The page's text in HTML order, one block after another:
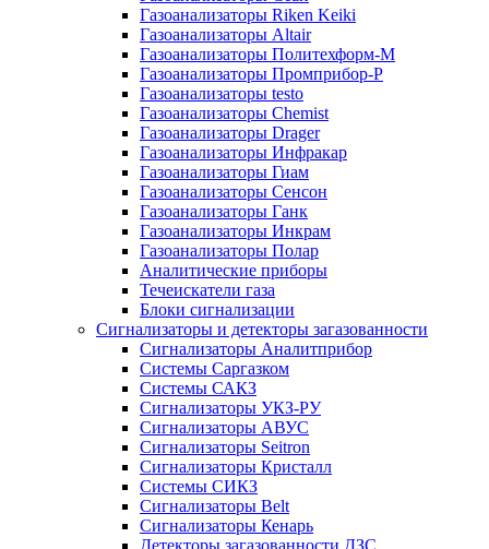
Газоанализаторы Riken Keiki
Газоанализаторы Altair
Газоанализаторы Политехформ-М
Газоанализаторы Промприбор-Р
Газоанализаторы testo
Газоанализаторы Chemist
Газоанализаторы Drager
Газоанализаторы Инфракар
Газоанализаторы Гиам
Газоанализаторы Сенсон
Газоанализаторы Ганк
Газоанализаторы Инкрам
Газоанализаторы Полар
Аналитические приборы
Течеискатели газа
Блоки сигнализации
Сигнализаторы и детекторы загазованности
Сигнализаторы Аналитприбор
Системы Саргазком
Системы САКЗ
Сигнализаторы УКЗ-РУ
Сигнализаторы АВУС
Сигнализаторы Seitron
Сигнализаторы Кристалл
Системы СИКЗ
Сигнализаторы Belt
Сигнализаторы Кенарь
Детекторы загазованности ДЗС